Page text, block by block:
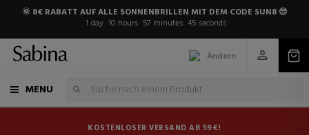
🌞 8€ RABATT AUF ALLE SONNENBRILLEN MIT DEM CODE SUN8 😎
1 day 10 hours 57 minutes 44 seconds
Ändern
MENU
KOSTENLOSER VERSAND AB 59€!